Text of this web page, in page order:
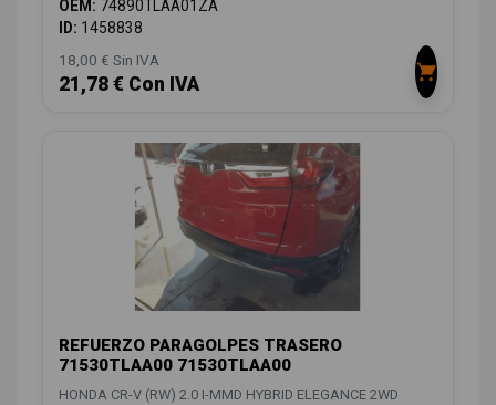
OEM: 74890TLAA01ZA
ID: 1458838
18,00 € Sin IVA
21,78 € Con IVA
REFUERZO PARAGOLPES TRASERO
71530TLAA00 71530TLAA00
HONDA CR-V (RW) 2.0 I-MMD HYBRID ELEGANCE 2WD